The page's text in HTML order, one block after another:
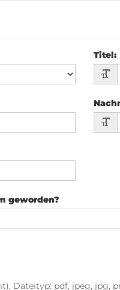
Titel:
geworden?
Dateityp: pdf, jpeg, jpg,